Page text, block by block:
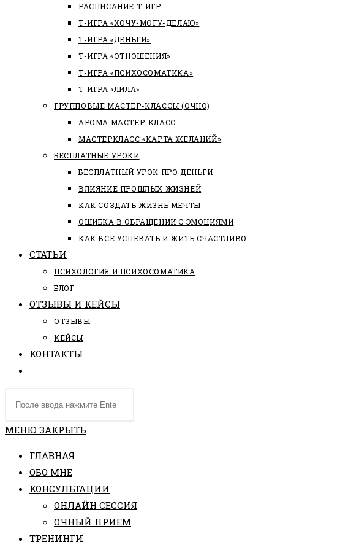
РАСПИСАНИЕ Т-ИГР
Т-ИГРА «ХОЧУ-МОГУ-ДЕЛАЮ»
Т-ИГРА «ДЕНЬГИ»
Т-ИГРА «ОТНОШЕНИЯ»
Т-ИГРА «ПСИХОСОМАТИКА»
Т-ИГРА «ЛИЛА»
ГРУППОВЫЕ МАСТЕР-КЛАССЫ (ОЧНО)
АРОМА МАСТЕР-КЛАСС
МАСТЕРКЛАСС «КАРТА ЖЕЛАНИЙ»
БЕСПЛАТНЫЕ УРОКИ
БЕСПЛАТНЫЙ УРОК ПРО ДЕНЬГИ
ВЛИЯНИЕ ПРОШЛЫХ ЖИЗНЕЙ
КАК СОЗДАТЬ ЖИЗНЬ МЕЧТЫ
ОШИБКА В ОБРАЩЕНИИ С ЭМОЦИЯМИ
КАК ВСЕ УСПЕВАТЬ И ЖИТЬ СЧАСТЛИВО
СТАТЬИ
ПCИХОЛОГИЯ И ПСИХОСОМАТИКА
БЛОГ
ОТЗЫВЫ И КЕЙСЫ
ОТЗЫВЫ
КЕЙСЫ
КОНТАКТЫ
ПО
САЙТУ
сайте
МЕНЮ ЗАКРЫТЬ
ГЛАВНАЯ
ОБО МНЕ
КОНСУЛЬТАЦИИ
ОНЛАЙН СЕССИЯ
ОЧНЫЙ ПРИЕМ
ТРЕНИНГИ